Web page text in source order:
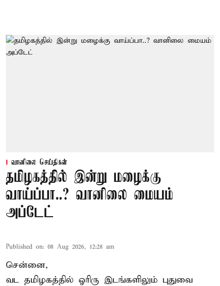
வானிலை செய்திகள்
தமிழகத்தில் இன்று மழைக்கு
வாய்ப்பா..? வானிலை மையம்
அப்டேட்
Published on: 08 Aug 2026, 12:28 am
சென்னை,
வட தமிழகத்தில் ஓரிரு இடங்களிலும் புதுவை